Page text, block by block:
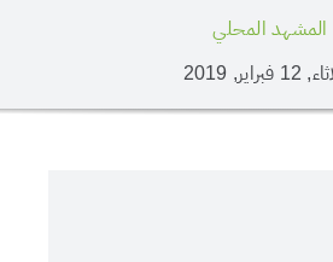
المشهد المحلي
فبراير, 2019